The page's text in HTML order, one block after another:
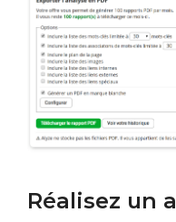
Réalisez un